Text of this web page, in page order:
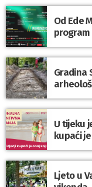
Od Ede
program
Gradina
U tijeku
kupaći
Ljeto u